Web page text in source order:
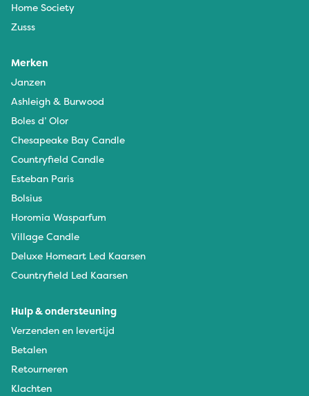
Home Society
Zusss
Merken
Janzen
Ashleigh & Burwood
Boles d’ Olor
Chesapeake Bay Candle
Countryfield Candle
Esteban Paris
Bolsius
Horomia Wasparfum
Village Candle
Deluxe Homeart Led Kaarsen
Countryfield Led Kaarsen
Hulp & ondersteuning
Verzenden en levertijd
Betalen
Retourneren
Klachten